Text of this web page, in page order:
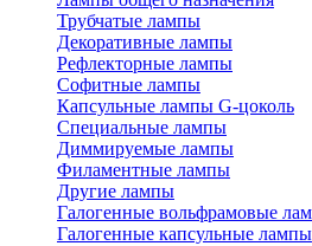
Трубчатые лампы
Декоративные лампы
Рефлекторные лампы
Софитные лампы
Капсульные лампы G-цоколь
Специальные лампы
Диммируемые лампы
Филаментные лампы
Другие лампы
Галогенные вольфрамовые
Галогенные капсульные лампы